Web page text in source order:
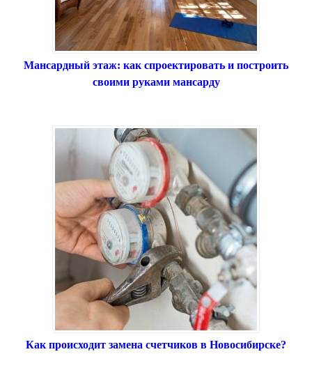
Мансардный этаж: как спроектировать и построить
своими руками мансарду
Как происходит замена счетчиков в Новосибирске?